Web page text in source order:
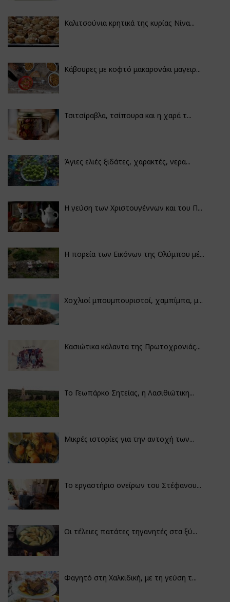
Καλιτσούνια κρητικά της κυρίας Νίνα...
Κάβουρες με κοφτό μακαρονάκι μαγειρ...
Τσιτσίραβλα, τσίπουρα και η χαρά τ...
Άγιες ελιές ξιδάτες, χαρακτές, νερα...
Η γεύση των Χριστουγέννων και του Π...
Η πορεία των Εικόνων της Ολύμπου μέ...
Χοχλιοί μπουμπουριστοί, χαμπίμπα, μ...
Κασιώτικα κάλαντα της Πρωτοχρονιάς...
Το Γεωπάρκο Σητείας, η Λασιθιώτικη...
Μικρές ιστορίες για την αντοχή των...
Το εργαστήριο ονείρων του Στέφανου...
Οι τέλειες πατάτες τηγανητές στα ξύ...
Φαγητό στη Χαλκιδική, με τη γεύση τ...